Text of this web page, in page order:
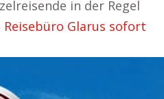
in der Regel
Reisebüro Glarus sofort